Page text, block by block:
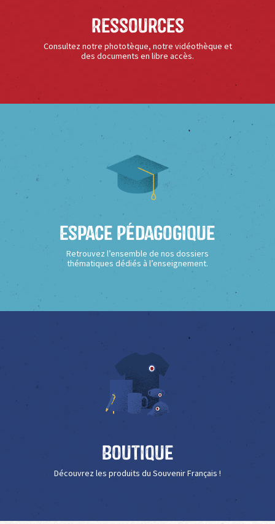
Ressources
Consultez notre phototèque, notre vidéothèque et
des documents en libre accès.
Espace Pédagogique
Retrouvez l’ensemble de nos dossiers
thématiques dédiés à l’enseignement.
Boutique
Découvrez les produits du Souvenir Français !